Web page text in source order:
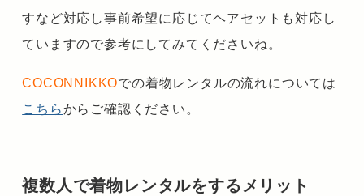
すなど対応し事前希望に応じてヘアセットも対応し
ていますので参考にしてみてくださいね。
COCONNIKKOでの着物レンタルの流れについては
こちらからご確認ください。
複数人で着物レンタルをするメリット